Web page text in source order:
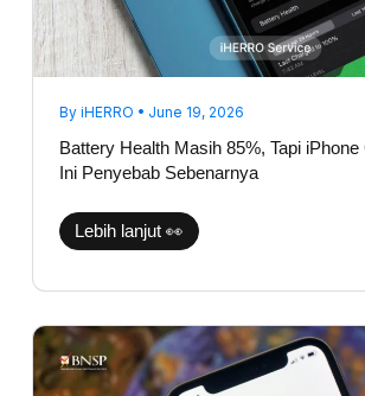
By iHERRO • June 19, 2026
Battery Health Masih 85%, Tapi
Ini Penyebab Sebenarnya
Lebih lanjut 👀
Face
ID
Aman
Tidak